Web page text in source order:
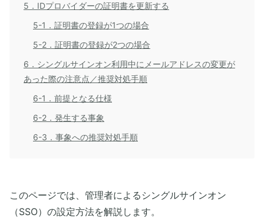
5．IDプロバイダーの証明書を更新する
5-1．証明書の登録が1つの場合
5-2．証明書の登録が2つの場合
6．シングルサインオン利用中にメールアドレスの変更が
あった際の注意点／推奨対処手順
6-1．前提となる仕様
6-2．発生する事象
6-3．事象への推奨対処手順
このページでは、管理者によるシングルサインオン
（SSO）の設定方法を解説します。